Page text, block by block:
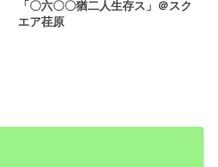
「〇六〇〇猶二人生存ス」＠スク
エア荏原